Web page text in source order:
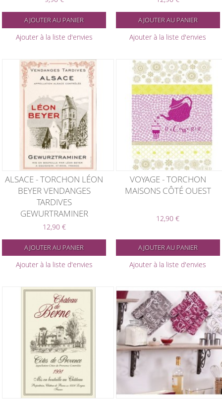
AJOUTER AU PANIER
Ajouter à la liste d'envies
AJOUTER AU PANIER
Ajouter à la liste d'envies
ALSACE - TORCHON LÉON
BEYER VENDANGES
TARDIVES
GEWURTRAMINER
12,90 €
AJOUTER AU PANIER
Ajouter à la liste d'envies
VOYAGE - TORCHON
MAISONS CÔTÉ OUEST
12,90 €
AJOUTER AU PANIER
Ajouter à la liste d'envies